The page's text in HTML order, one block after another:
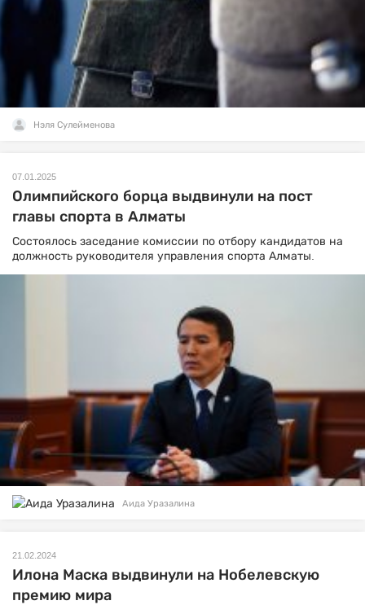
Нэля Сулейменова
07.01.2025
Олимпийского борца выдвинули на пост
главы спорта в Алматы
Состоялось заседание комиссии по отбору кандидатов на
должность руководителя управления спорта Алматы.
Аида Уразалина
21.02.2024
Илона Маска выдвинули на Нобелевскую
премию мира